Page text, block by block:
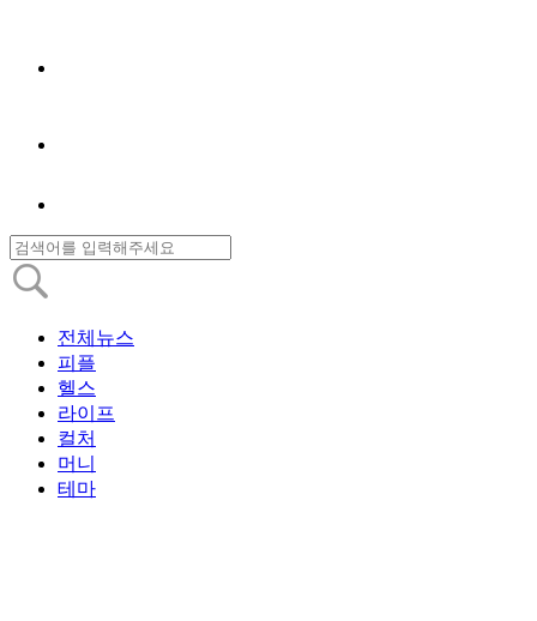
전체뉴스
피플
헬스
라이프
컬처
머니
테마